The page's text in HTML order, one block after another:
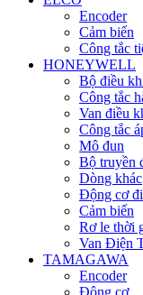
Encoder
Cảm biến
Công tắc
HONEYWELL
Bộ điều
Công tắc
Van điều
Công tắc
Mô đun
Bộ truyền
Dòng khác
Động cơ
Cảm biến
Rơ le thời
Van Điện
TAMAGAWA
Encoder
Động cơ